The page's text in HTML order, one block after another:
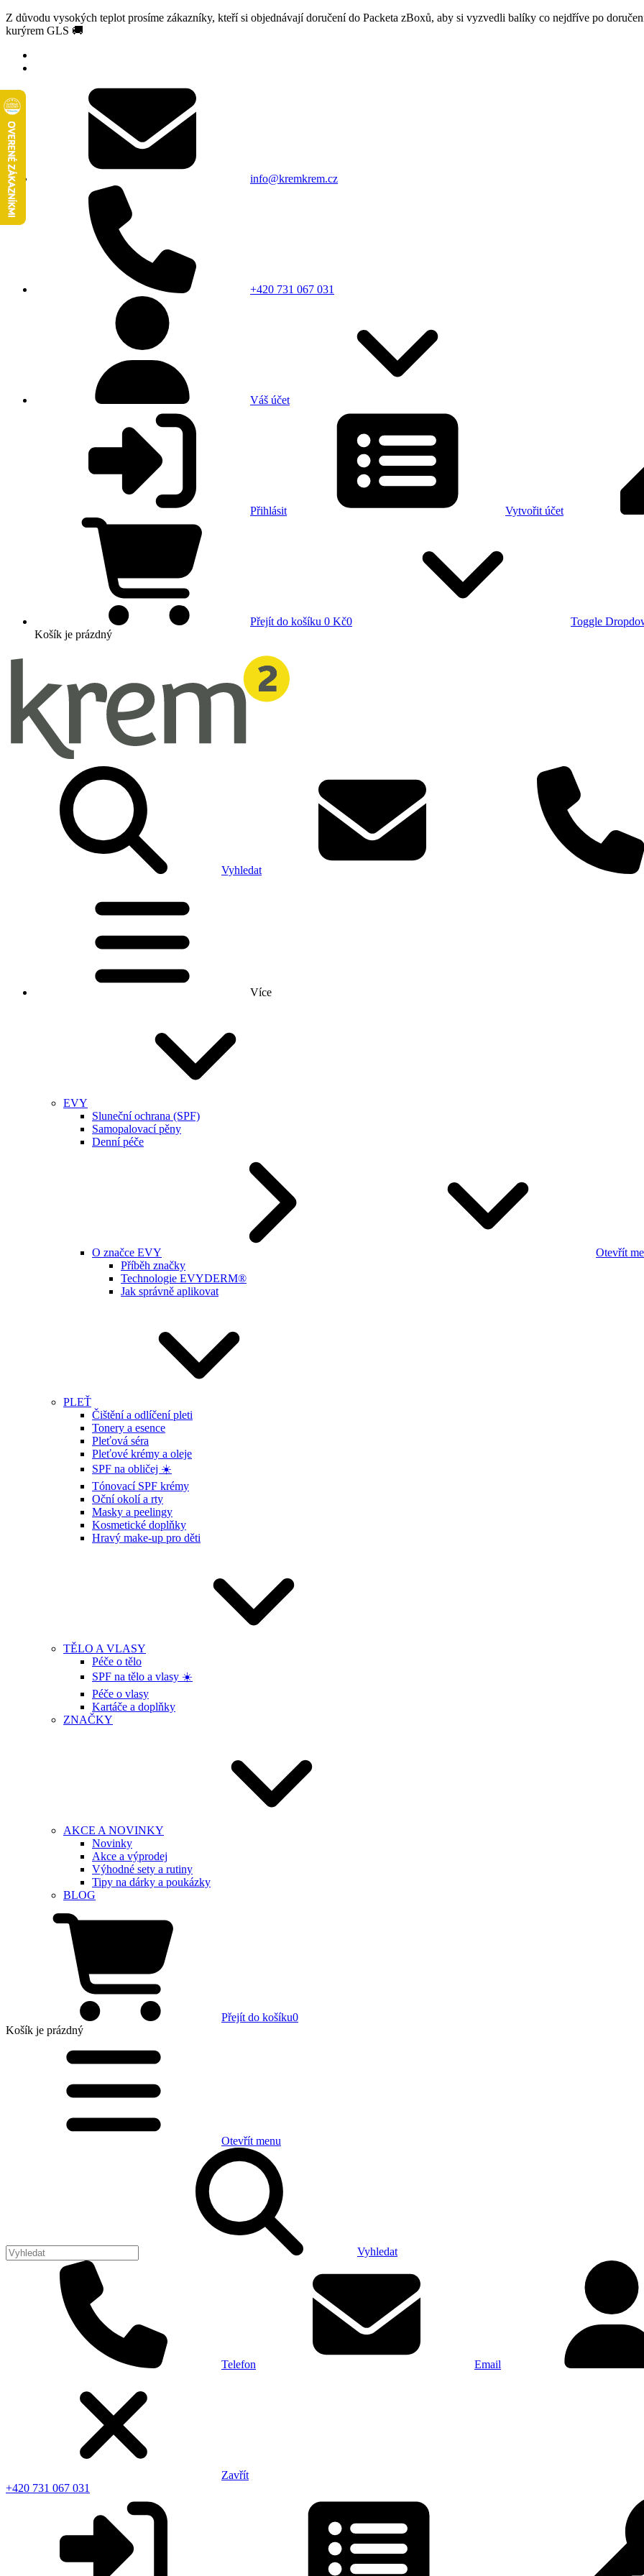
Z důvodu vysokých teplot prosíme zákazníky, kteří si objednávají doručení do Packeta zBoxů, aby si vyzvedli balíky co nejdříve po
kurýrem GLS 🚚
info@kremkrem.cz
+420 731 067 031
Váš účet
Přihlásit Vytvořit účet
Přejít do košíku 0 Kč0
Toggle
Košík je prázdný
Vyhledat
Více
EVY
Sluneční ochrana (SPF)
Samopalovací pěny
Denní péče
O značce EVY
Otevřít
Příběh značky
Technologie EVYDERM®
Jak správně aplikovat
PLEŤ
Čištění a odlíčení pleti
Tonery a esence
Pleťová séra
Pleťové krémy a oleje
SPF na obličej ☀️
Tónovací SPF krémy
Oční okolí a rty
Masky a peelingy
Kosmetické doplňky
Hravý make-up pro děti
TĚLO A VLASY
Péče o tělo
SPF na tělo a vlasy ☀️
Péče o vlasy
Kartáče a doplňky
ZNAČKY
AKCE A NOVINKY
Novinky
Akce a výprodej
Výhodné sety a rutiny
Tipy na dárky a poukázky
BLOG
Přejít do košíku0
Košík je prázdný
Otevřít menu
Vyhledat
Telefon Email
Zavřít
+420 731 067 031